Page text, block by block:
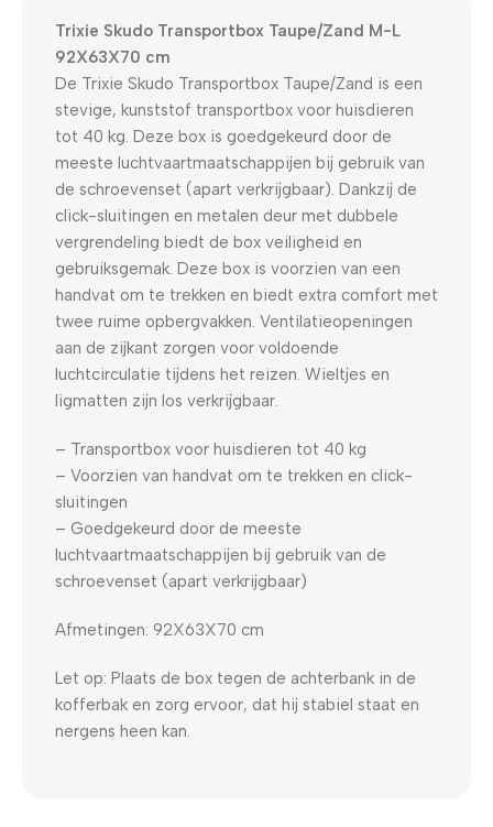
Trixie Skudo Transportbox Taupe/Zand M-L
92X63X70 cm
De Trixie Skudo Transportbox Taupe/Zand is een
stevige, kunststof transportbox voor huisdieren
tot 40 kg. Deze box is goedgekeurd door de
meeste luchtvaartmaatschappijen bij gebruik van
de schroevenset (apart verkrijgbaar). Dankzij de
click-sluitingen en metalen deur met dubbele
vergrendeling biedt de box veiligheid en
gebruiksgemak. Deze box is voorzien van een
handvat om te trekken en biedt extra comfort met
twee ruime opbergvakken. Ventilatieopeningen
aan de zijkant zorgen voor voldoende
luchtcirculatie tijdens het reizen. Wieltjes en
ligmatten zijn los verkrijgbaar.
– Transportbox voor huisdieren tot 40 kg
– Voorzien van handvat om te trekken en click-
sluitingen
– Goedgekeurd door de meeste
luchtvaartmaatschappijen bij gebruik van de
schroevenset (apart verkrijgbaar)
Afmetingen: 92X63X70 cm
Let op: Plaats de box tegen de achterbank in de
kofferbak en zorg ervoor, dat hij stabiel staat en
nergens heen kan.